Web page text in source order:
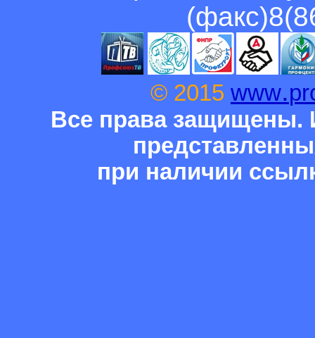
© 2015 www.
Все права защищены.
при наличии